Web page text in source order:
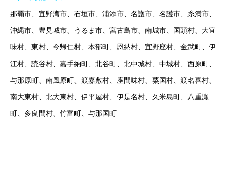
那覇市、宜野湾市、石垣市、浦添市、名護市、名護市、糸満市、
沖縄市、豊見城市、うるま市、宮古島市、南城市、国頭村、大宜
味村、東村、今帰仁村、本部町、恩納村、宜野座村、金武町、伊
江村、読谷村、嘉手納町、北谷町、北中城村、中城村、西原町、
与那原町、南風原町、渡嘉敷村、座間味村、粟国村、渡名喜村、
南大東村、北大東村、伊平屋村、伊是名村、久米島町、八重瀬
町、多良間村、竹富町、与那国町